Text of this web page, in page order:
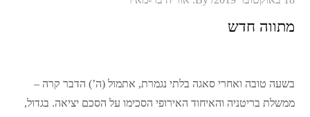
מתווה חדש
בשעה טובה ואחרי סאגה בלתי נגמרת, אתמול (ה’) הדבר קרה –
ממשלת בריטניה והאיחוד האירופי הסכימו על הסכם יציאה. בגדול,